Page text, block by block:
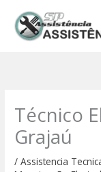
para
Técnico
Grajaú
/Assistencia